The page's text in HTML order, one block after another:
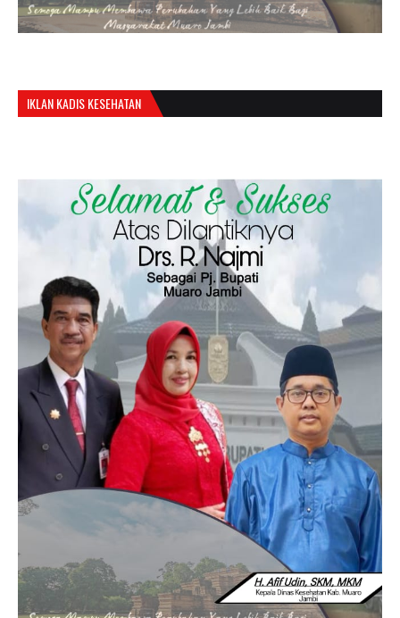
IKLAN KADIS KESEHATAN